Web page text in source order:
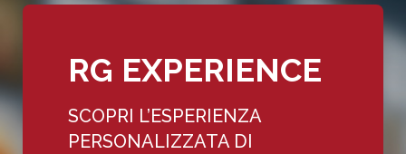
RG EXPERIENCE
SCOPRI L’ESPERIENZA
PERSONALIZZATA DI